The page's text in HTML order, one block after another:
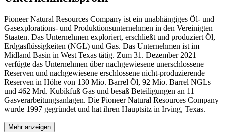
Pioneer Natural Resources Company ist ein unabhängiges Öl- und
Gasexplorations- und Produktionsunternehmen in den Vereinigten
Staaten. Das Unternehmen exploriert, erschließt und produziert Öl,
Erdgasflüssigkeiten (NGL) und Gas. Das Unternehmen ist im
Midland Basin in West Texas tätig. Zum 31. Dezember 2021
verfügte das Unternehmen über nachgewiesene unerschlossene
Reserven und nachgewiesene erschlossene nicht-produzierende
Reserven in Höhe von 130 Mio. Barrel Öl, 92 Mio. Barrel NGLs
und 462 Mrd. Kubikfuß Gas und besaß Beteiligungen an 11
Gasverarbeitungsanlagen. Die Pioneer Natural Resources Company
wurde 1997 gegründet und hat ihren Hauptsitz in Irving, Texas.
Mehr anzeigen